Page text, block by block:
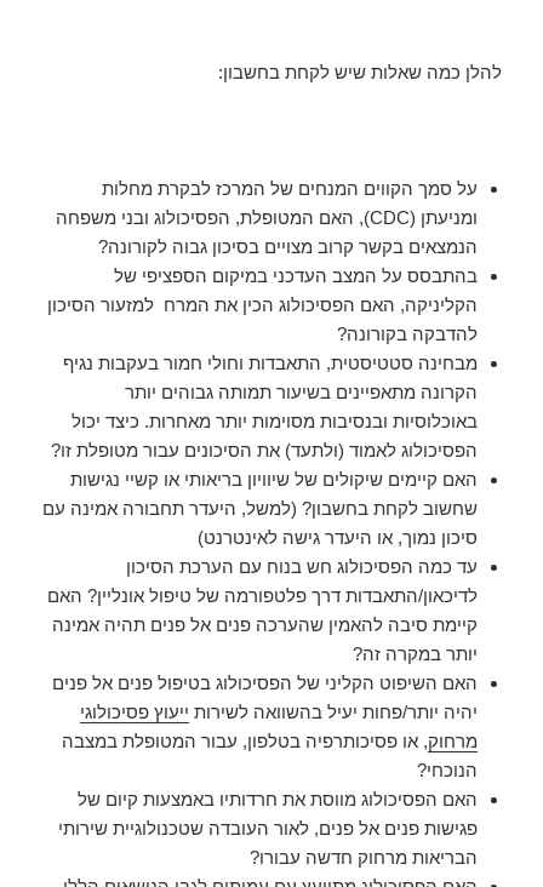
להלן כמה שאלות שיש לקחת בחשבון:
על סמך הקווים המנחים של המרכז לבקרת מחלות
ומניעתן (CDC), האם המטופלת, הפסיכולוג ובני משפחה
הנמצאים בקשר קרוב מצויים בסיכון גבוה לקורונה?
בהתבסס על המצב העדכני במיקום הספציפי של
הקליניקה, האם הפסיכולוג הכין את המרח למזעור הסיכון
להדבקה בקורונה?
מבחינה סטטיסטית, התאבדות וחולי חמור בעקבות נגיף
הקרונה מתאפיינים בשיעור תמותה גבוהים יותר
באוכלוסיות ובנסיבות מסוימות יותר מאחרות. כיצד יכול
הפסיכולוג לאמוד (ולתעד) את הסיכונים עבור מטופלת זו?
האם קיימים שיקולים של שיוויון בריאותי או קשיי נגישות
שחשוב לקחת בחשבון? (למשל, היעדר תחבורה אמינה עם
סיכון נמוך, או היעדר גישה לאינטרנט)
עד כמה הפסיכולוג חש בנוח עם הערכת הסיכון
לדיכאון/התאבדות דרך פלטפורמה של טיפול אונליין? האם
קיימת סיבה להאמין שהערכה פנים אל פנים תהיה אמינה
יותר במקרה זה?
האם השיפוט הקליני של הפסיכולוג בטיפול פנים אל פנים
יהיה יותר/פחות יעיל בהשוואה לשירות ייעוץ פסיכולוגי
מרחוק, או פסיכותרפיה בטלפון, עבור המטופלת במצבה
הנוכחי?
האם הפסיכולוג מווסת את חרדותיו באמצעות קיום של
פגישות פנים אל פנים, לאור העובדה שטכנולוגיית שירותי
הבריאות מרחוק חדשה עבורו?